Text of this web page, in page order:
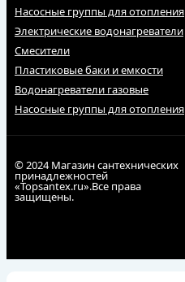
Насосные группы для отопления
Электрические водонагреватели
Смесители
Пластиковые баки и емкости
Водонагреватели газовые
Насосные группы для отопления
© 2024 Магазин сантехнических
принадлежностей
«Topsantex.ru».Все права
защищены.